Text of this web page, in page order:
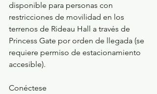
disponible para personas con
restricciones de movilidad en los
terrenos de Rideau Hall a través de
Princess Gate por orden de llegada (se
requiere permiso de estacionamiento
accesible).
Conéctese